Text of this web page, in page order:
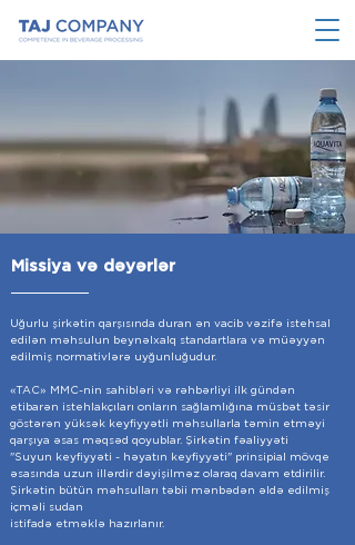
Missiya və dəyərlər
Uğurlu şirkətin qarşısında duran ən vacib vəzifə istehsal
edilən məhsulun beynəlxalq standartlara və müəyyən
edilmiş normativlərə uyğunluğudur.
«TAC» MMC-nin sahibləri və rəhbərliyi ilk gündən
etibarən istehlakçıları onların sağlamlığına müsbət təsir
göstərən yüksək keyfiyyətli məhsullarla təmin etməyi
qarşıya əsas məqsəd qoyublar. Şirkətin fəaliyyəti
"Suyun keyfiyyəti - həyatın keyfiyyəti" prinsipial mövqe
əsasında uzun illərdir dəyişilməz olaraq davam etdirilir.
Şirkətin bütün məhsulları təbii mənbədən əldə edilmiş
içməli sudan
istifadə etməklə hazırlanır.